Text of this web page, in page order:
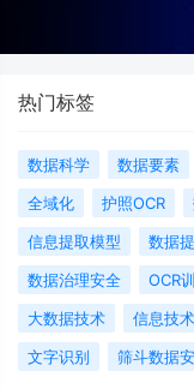
热门标签
数据科学 数据要素
全域化
护照OCR
信息提取模型
数据
数据治理安全
OCR
大数据技术
信息技术
文字识别
筛斗数据